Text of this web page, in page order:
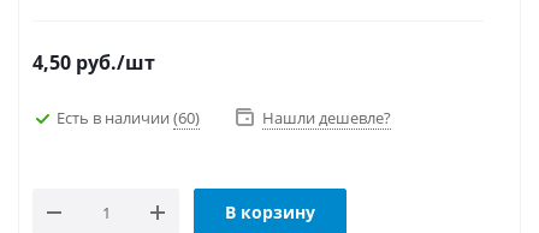
4,50 руб./шт
Есть в наличии (60) Нашли дешевле?
В корзину